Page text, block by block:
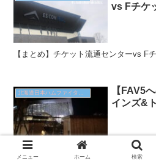
vs Fチケ
【まとめ】チケット流通センターvs F
【FAV5
インズ&
Fビレッジ内「アインズ&トルペ」ご
み可能な飲食、日焼け止めや生理用品
メニュー ホーム 検索